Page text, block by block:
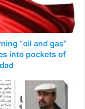
turning
“oil
and
gas”
from
Erbil
thieves
“oil and gas”
into pockets of
الامام